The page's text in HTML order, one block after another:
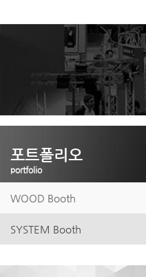
포트폴리오
portfolio
WOOD Booth
SYSTEM Booth